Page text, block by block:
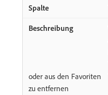
oder aus den Favoriten
zu entfernen